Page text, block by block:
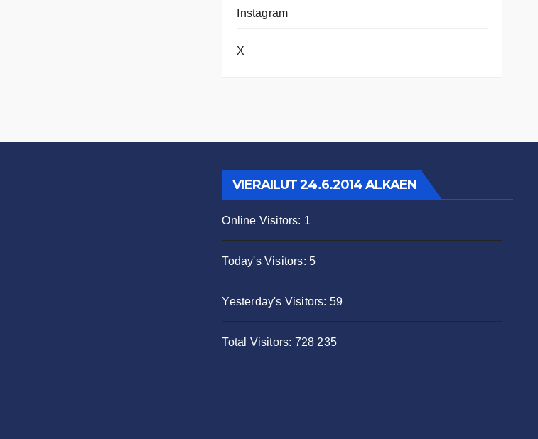
Instagram
X
VIERAILUT 24.6.2014 ALKAEN
Online Visitors: 1
Today's Visitors: 5
Yesterday's Visitors: 59
Total Visitors: 728 235